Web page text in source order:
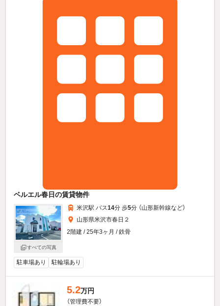
ベルエル春日の賃貸物件
すべての写真
米沢駅 バス14分 歩5分 （山形新幹線など）
山形県米沢市春日２
2階建 / 25年3ヶ月 / 鉄骨
駐車場あり 駐輪場あり
5.2万円
（管理費不要）